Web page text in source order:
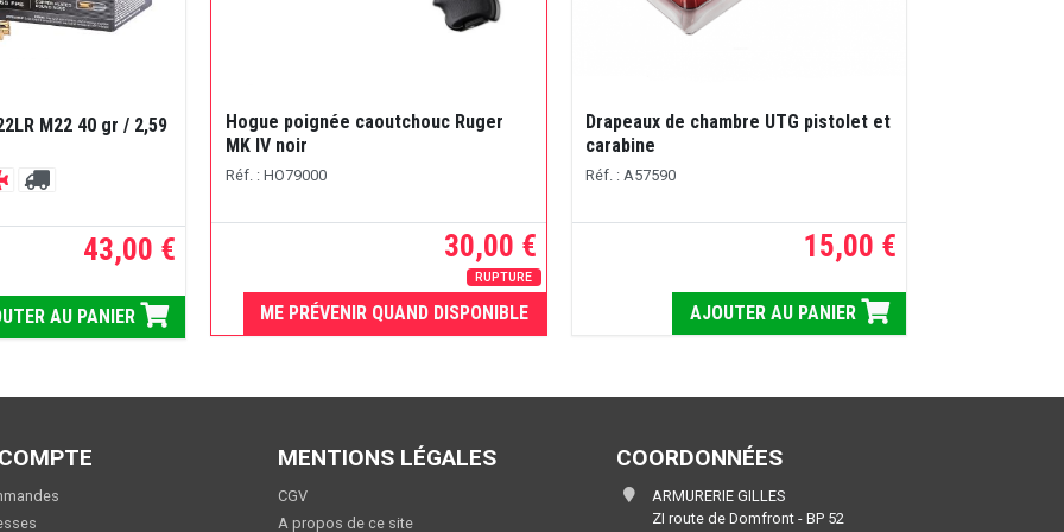
M22 40 gr / 2,59
43,00 €
AU PANIER
Hogue poignée caoutchouc Ruger
MK IV noir
Réf. : HO79000
30,00 €
RUPTURE
ME PRÉVENIR QUAND DISPONIBLE
Drapeaux de chambre UTG pistolet et
carabine
Réf. : A57590
15,00 €
AJOUTER AU PANIER
MENTIONS LÉGALES
CGV
A propos de ce site
COORDONNÉES
ARMURERIE GILLES
ZI route de Domfront - BP 52